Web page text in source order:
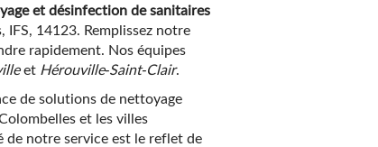
et désinfection de sanitaires
IFS, 14123. Remplissez notre
rapidement. Nos équipes
et Hérouville-Saint-Clair.
de solutions de nettoyage
et les villes
de notre service est le reflet de